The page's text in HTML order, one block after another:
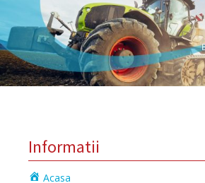
Informatii
Acasa